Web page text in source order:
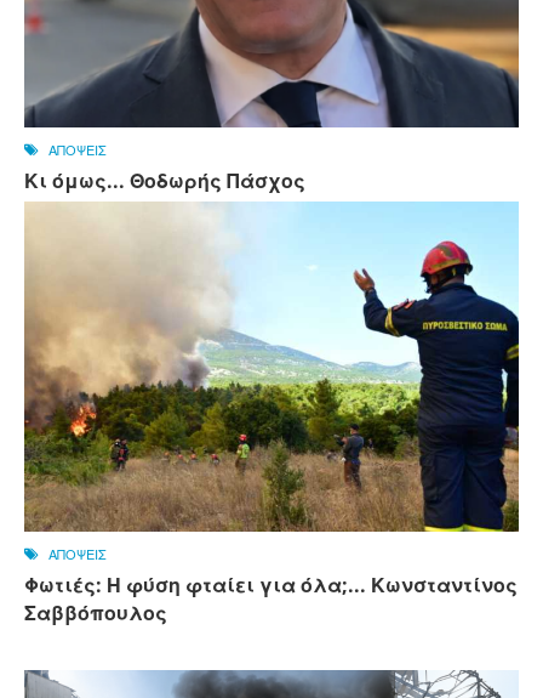
ΑΠΟΨΕΙΣ
Κι όμως... Θοδωρής Πάσχος
ΑΠΟΨΕΙΣ
Φωτιές: Η φύση φταίει για όλα;... Κωνσταντίνος
Σαββόπουλος